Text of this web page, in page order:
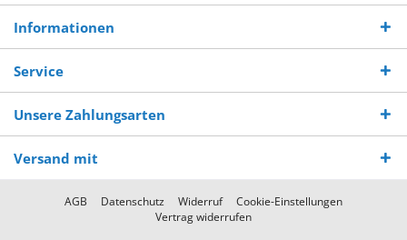
Informationen
Service
Unsere Zahlungsarten
Versand mit
AGB Datenschutz Widerruf
Cookie-Einstellungen
Vertrag widerrufen